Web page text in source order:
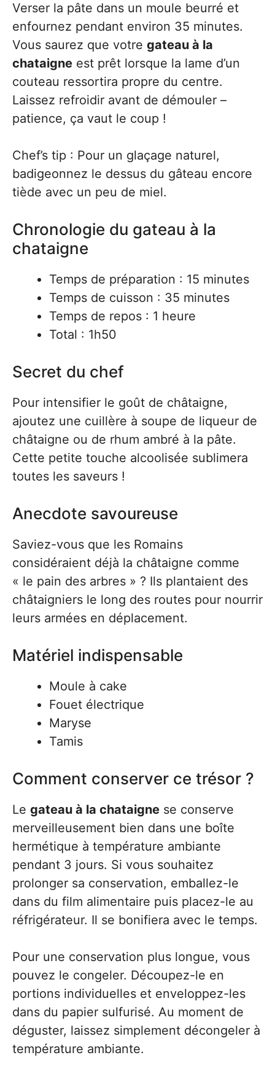
Verser la pâte dans un moule beurré et
enfournez pendant environ 35 minutes.
Vous saurez que votre gateau à la
chataigne est prêt lorsque la lame d’un
couteau ressortira propre du centre.
Laissez refroidir avant de démouler –
patience, ça vaut le coup !
Chef’s tip : Pour un glaçage naturel,
badigeonnez le dessus du gâteau encore
tiède avec un peu de miel.
Chronologie du gateau à la
chataigne
Temps de préparation : 15 minutes
Temps de cuisson : 35 minutes
Temps de repos : 1 heure
Total : 1h50
Secret du chef
Pour intensifier le goût de châtaigne,
ajoutez une cuillère à soupe de liqueur de
châtaigne ou de rhum ambré à la pâte.
Cette petite touche alcoolisée sublimera
toutes les saveurs !
Anecdote savoureuse
Saviez-vous que les Romains
considéraient déjà la châtaigne comme
« le pain des arbres » ? Ils plantaient des
châtaigniers le long des routes pour nourrir
leurs armées en déplacement.
Matériel indispensable
Moule à cake
Fouet électrique
Maryse
Tamis
Comment conserver ce trésor ?
Le gateau à la chataigne se conserve
merveilleusement bien dans une boîte
hermétique à température ambiante
pendant 3 jours. Si vous souhaitez
prolonger sa conservation, emballez-le
dans du film alimentaire puis placez-le au
réfrigérateur. Il se bonifiera avec le temps.
Pour une conservation plus longue, vous
pouvez le congeler. Découpez-le en
portions individuelles et enveloppez-les
dans du papier sulfurisé. Au moment de
déguster, laissez simplement décongeler à
température ambiante.